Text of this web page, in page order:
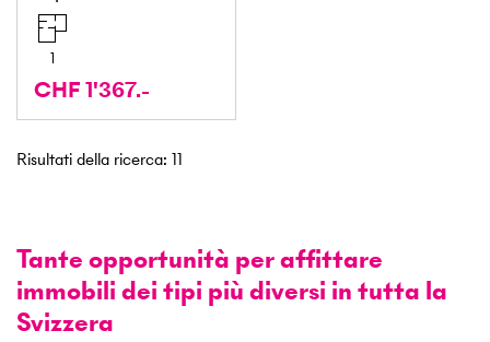
1
CHF 1'367.-
Risultati della ricerca: 11
Tante opportunità per affittare
immobili dei tipi più diversi in tutta la
Svizzera